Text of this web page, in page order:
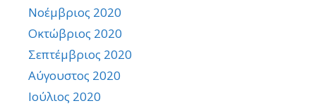
Νοέμβριος 2020
Οκτώβριος 2020
Σεπτέμβριος 2020
Αύγουστος 2020
Ιούλιος 2020